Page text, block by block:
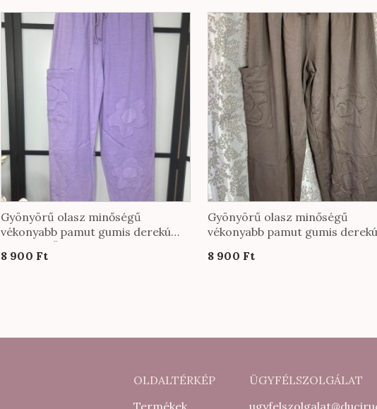
Gyönyörű olasz minőségű
vékonyabb pamut gumis derekú
színben
8 900 Ft
Gyönyörű olasz minőségű
vékonyabb pamut gumis derekú
színben
8 900 Ft
OLDALTÉRKÉP
Termékek
ÜGYFÉLSZOLGÁLAT